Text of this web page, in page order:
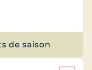
de saison